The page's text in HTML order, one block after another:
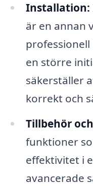
Installation:
är en annan
en större
säkerställer
korrekt och
Tillbehör
funktioner
effektivitet i
avancerade